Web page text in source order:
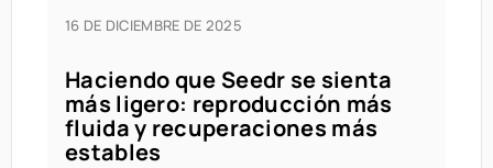
16 DE DICIEMBRE DE 2025
Haciendo que Seedr se sienta
más ligero: reproducción más
fluida y recuperaciones más
estables